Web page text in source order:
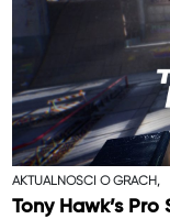
AKTUALNOŚCI O GRACH,
Tony Hawk’s